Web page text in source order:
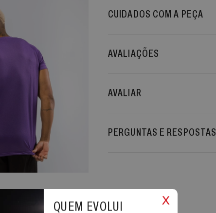
CUIDADOS COM A PEÇA
AVALIAÇÕES
AVALIAR
PERGUNTAS E RESPOSTAS
QUEM EVOLUI
x